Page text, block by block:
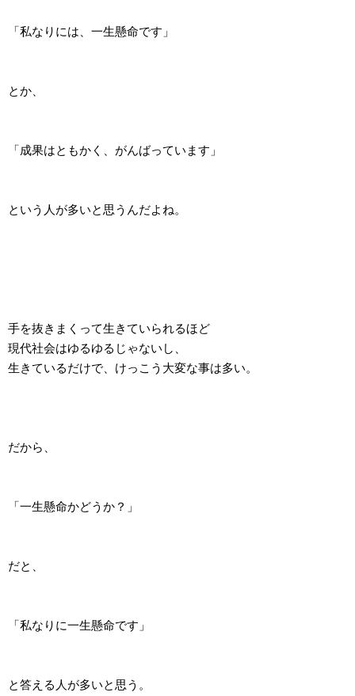
「私なりには、一生懸命です」
とか、
「成果はともかく、がんばっています」
という人が多いと思うんだよね。
手を抜きまくって生きていられるほど
現代社会はゆるゆるじゃないし、
生きているだけで、けっこう大変な事は多い。
だから、
「一生懸命かどうか？」
だと、
「私なりに一生懸命です」
と答える人が多いと思う。